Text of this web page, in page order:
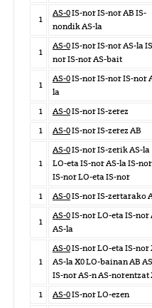
1
AS-0IS-nor IS-nor AB IS-
nondik AS-la
1
AS-0IS-nor IS-nor AS-la
nor IS-nor AS-bait
1
AS-0IS-nor IS-nor IS-nor
la
1
AS-0IS-nor IS-zerez
1
AS-0IS-nor IS-zerez AB
1
AS-0IS-nor IS-zerik AS-la
LO-eta IS-nor AS-la IS-
IS-nor LO-eta IS-nor
1
AS-0IS-nor IS-zertarako
1
AS-0IS-nor LO-eta IS-nor
AS-la
1
AS-0IS-nor LO-eta IS-nor
AS-la X0 LO-bainan AB
IS-nor AS-n AS-norentzat
1
AS-0IS-nor LO-ezen